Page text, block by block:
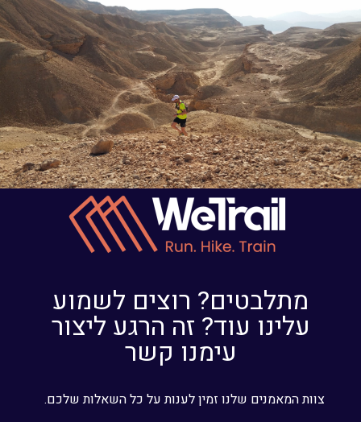
מתלבטים? רוצים לשמוע
עלינו עוד? זה הרגע ליצור
עימנו קשר
צוות המאמנים שלנו זמין לענות על כל השאלות שלכם.